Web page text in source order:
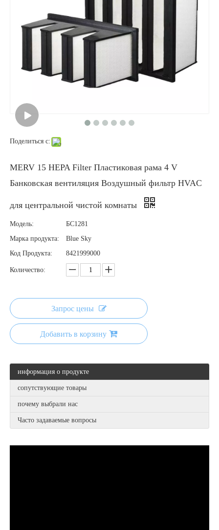
Поделиться с:
MERV 15 HEPA Filter Пластиковая рама 4 V
Банковская вентиляция Воздушный фильтр HVAC
для центральной чистой комнаты
Модель:
БС1281
Марка продукта:
Blue Sky
Код Продукта:
8421999000
Количество:
Запрос цены
Добавить в корзину
информация о продукте
сопутствующие товары
почему выбрали нас
Часто задаваемые вопросы